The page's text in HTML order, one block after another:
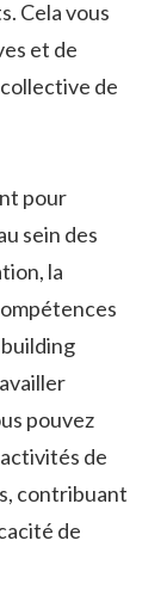
Cela vous
et de
de
pour
sein des
la
pouvez
de
contribuant
de